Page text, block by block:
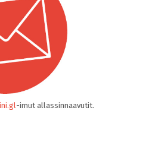
-imut allassinnaavutit.